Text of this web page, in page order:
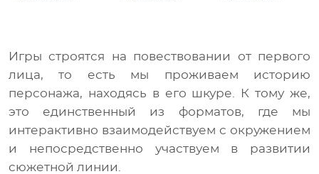
Игры строятся на повествовании от первого
лица, то есть мы проживаем историю
персонажа, находясь в его шкуре. К тому же,
это единственный из форматов, где мы
интерактивно взаимодействуем с окружением
и непосредственно участвуем в развитии
сюжетной линии.